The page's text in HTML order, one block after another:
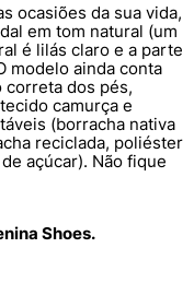
ocasiões da sua vida,
em tom natural (um
é lilás claro e a parte
modelo ainda conta
dos pés,
camurça e
(borracha nativa
reciclada, poliéster
açúcar). Não fique
Shoes.